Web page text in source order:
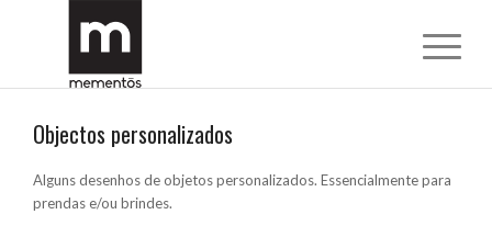
Objectos personalizados
Alguns desenhos de objetos personalizados. Essencialmente para
prendas e/ou brindes.